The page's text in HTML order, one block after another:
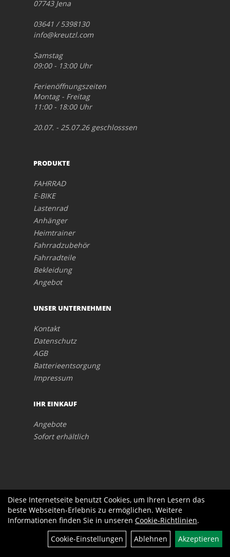
07743 Jena
03641 / 5398130
info@kreutzl.com
Samstag
09:00 - 13:00 Uhr
Ferienöffnungszeiten
Montag - Freitag
11:00 - 18:00 Uhr
20.07. - 25.07.26 geschlosssen
PRODUKTE
FAHRRAD
E-BIKE
Lastenrad
Anhänger
Heimtrainer
Fahrradzubehör
Fahrradteile
Bekleidung
Angebot
UNSER UNTERNEHMEN
Kontakt
Datenschutz
AGB
Batterieentsorgung
Impressum
IHR EINKAUF
Angebote
Sofort erhältlich
Diese Internetseite benutzt Cookies, um Ihren Lesern das
beste Webseiten-Erlebnis zu ermöglichen. Weitere
Informationen finden Sie in unseren Cookie-Richtlinien.
Cookie-Einstellungen
Ablehnen Akzeptieren